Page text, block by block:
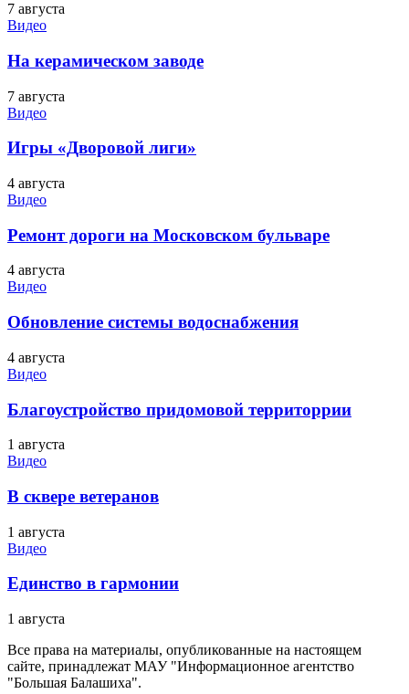
7 августа
Видео
На керамическом заводе
7 августа
Видео
Игры «Дворовой лиги»
4 августа
Видео
Ремонт дороги на Московском бульваре
4 августа
Видео
Обновление системы водоснабжения
4 августа
Видео
Благоустройство придомовой территоррии
1 августа
Видео
В сквере ветеранов
1 августа
Видео
Единство в гармонии
1 августа
Все права на материалы, опубликованные на настоящем
сайте, принадлежат МАУ "Информационное агентство
"Большая Балашиха".